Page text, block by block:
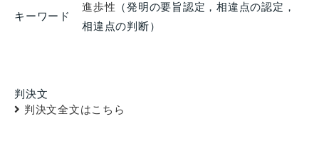
キーワード
進歩性 （発明の要旨認定，相違点の認定，
相違点の判断）
判決文
判決文全文はこちら